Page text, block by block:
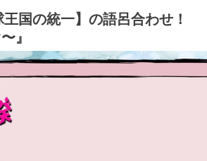
王国の統一】の語呂合わせ！
』